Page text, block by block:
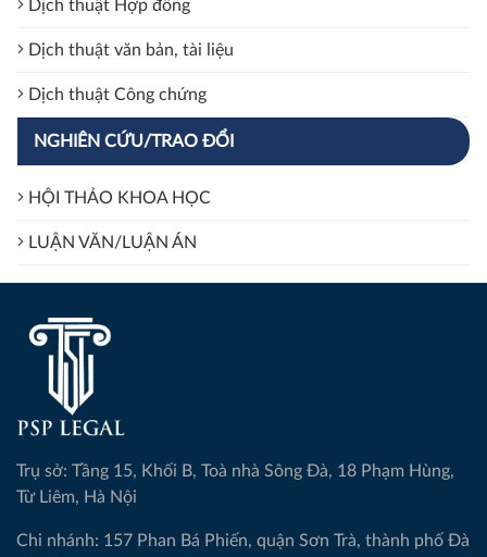
Dịch thuật Hợp đồng
Dịch thuật văn bản, tài liệu
Dịch thuật Công chứng
NGHIÊN CỨU/TRAO ĐỔI
HỘI THẢO KHOA HỌC
LUẬN VĂN/LUẬN ÁN
Trụ sở: Tầng 15, Khối B, Toà nhà Sông Đà, 18 Phạm Hùng,
Từ Liêm, Hà Nội
Chi nhánh: 157 Phan Bá Phiến, quận Sơn Trà, thành phố Đà